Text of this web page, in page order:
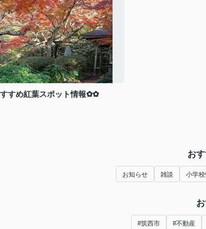
すめ紅葉スポット情報✿✿
お
お知らせ 雑談 小学
#筑西市 #不動産